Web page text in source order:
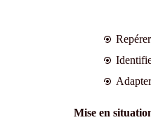
Mise en